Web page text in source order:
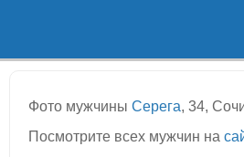
Фото мужчины Серега, 34,
Посмотрите всех мужчин на